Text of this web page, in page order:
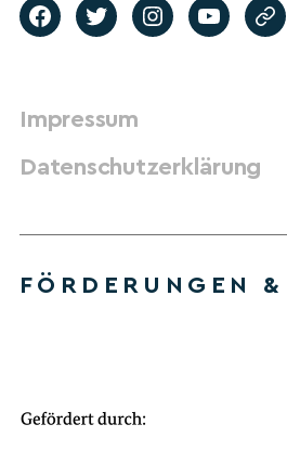
Impressum
Datenschutzerklärung
FÖRDERUNGEN